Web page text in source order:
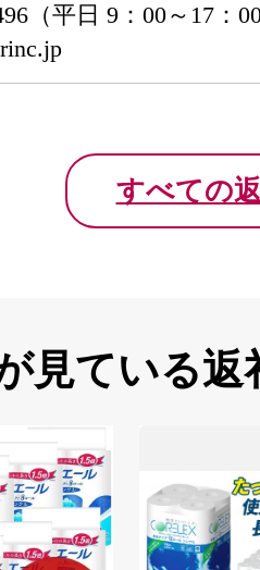
（平日 9：00～17：00
すべての
見ている返